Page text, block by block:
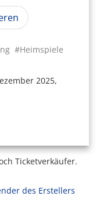
#Heimspiele
2025,
Ticketverkäufer.
des Erstellers